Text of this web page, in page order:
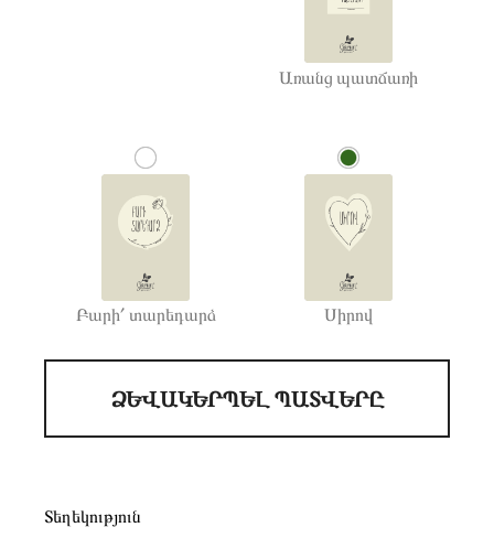
Առանց պատճառի
Բարի՛ տարեդարձ Սիրով
ՁԵՎԱԿԵՐՊԵԼ ՊԱՏՎԵՐԸ
Տեղեկություն